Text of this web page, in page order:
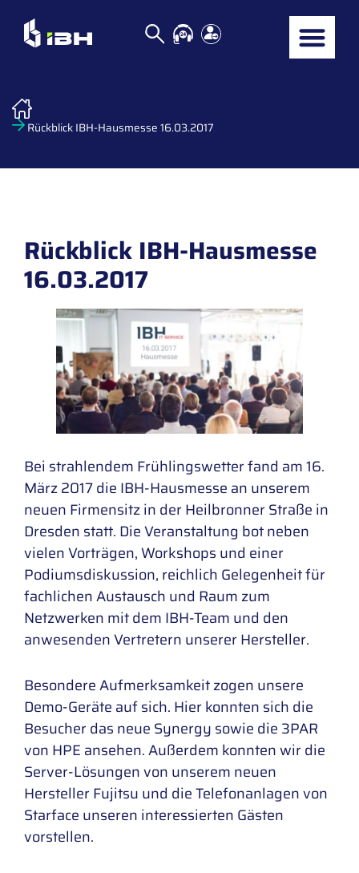
Rückblick IBH-Hausmesse 16.03.2017
Rückblick IBH-Hausmesse
16.03.2017
Bei strahlendem Frühlingswetter fand am 16.
März 2017 die IBH-Hausmesse an unserem
neuen Firmensitz in der Heilbronner Straße in
Dresden statt. Die Veranstaltung bot neben
vielen Vorträgen, Workshops und einer
Podiumsdiskussion, reichlich Gelegenheit für
fachlichen Austausch und Raum zum
Netzwerken mit dem IBH-Team und den
anwesenden Vertretern unserer Hersteller.
Besondere Aufmerksamkeit zogen unsere
Demo-Geräte auf sich. Hier konnten sich die
Besucher das neue Synergy sowie die 3PAR
von HPE ansehen. Außerdem konnten wir die
Server-Lösungen von unserem neuen
Hersteller Fujitsu und die Telefonanlagen von
Starface unseren interessierten Gästen
vorstellen.